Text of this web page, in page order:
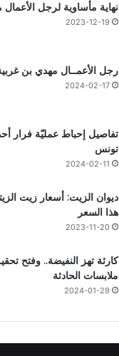
نهاية مأساوية لرجل
2023-12-19
رجل الأعمــال مهدي بن غربية
2024-02-17
تفاصيل إحباط عمليّة فرار
تونس
2024-02-11
ديوان الزيت: أسعار زيت
هذا السعر
2023-11-20
كارثة تهز النفيضة.. وفتح
ملابسات الحادثة
2024-01-29